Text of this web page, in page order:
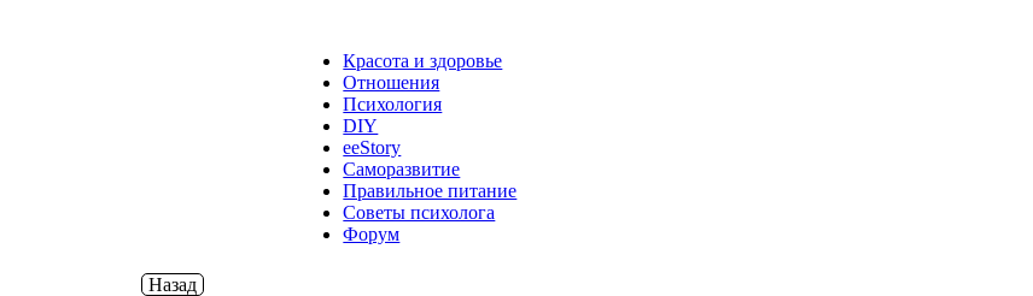
Красота и здоровье
Отношения
Психология
DIY
ееStory
Саморазвитие
Правильное питание
Советы психолога
Форум
Назад